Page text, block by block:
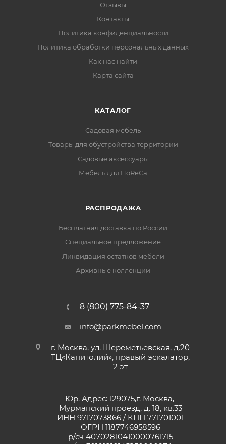
Отзывы
Контакты
Политика конфиденциальности
Политика обработки персональных данных
Как нас найти
Карта сайта
КАТАЛОГ
Садовая мебель
Товары для обустройства территории
Садовые аксессуары
Мебель для HoReCa
РАСПРОДАЖА
Бесплатная доставка по России
Специальное предложение
Ликвидация остатков мебели
Архивные коллекции
8 (800) 775-84-37
info@parkmebel.com
г. Москва, ул. Шереметьевская, д.20
ТЦ«Капитолий», правый эскалатор,
2 эт
Юр. Адрес: 129075,г. Москва,
Мурманский проезд, д. 18, кв.33
ИНН 9717073866 / КПП 771701001
ОГРН 1187746958596
р/сч 40702810410000761715